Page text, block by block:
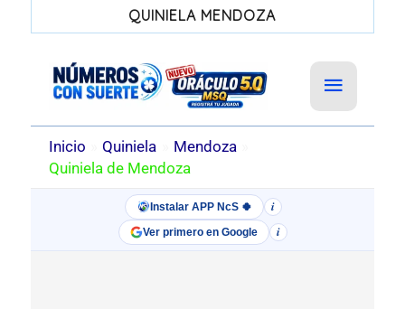
QUINIELA MENDOZA